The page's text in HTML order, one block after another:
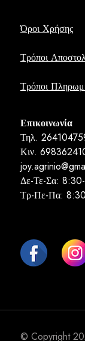
Όροι Χρήσης
Τρόποι
Τρόποι
Επικοινωνία
Τηλ.
Κιν.
Δε-Τε-Σα:
Τρ-Πε-Πα:
© Copyright